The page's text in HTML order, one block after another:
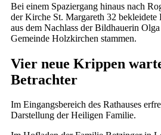
Bei einem Spaziergang hinaus nach
der Kirche St. Margareth 32 bekleidete
aus dem Nachlass der Bildhauerin
Gemeinde Holzkirchen stammen.
Vier neue Krippen
Betrachter
Im Eingangsbereich des Rathauses
Darstellung der Heiligen Familie.